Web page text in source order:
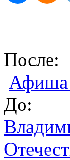
После:
Афиша
До: